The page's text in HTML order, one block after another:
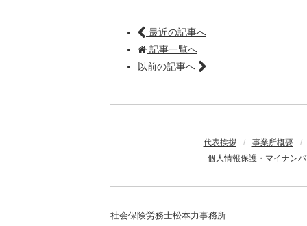
最近の記事へ
記事一覧へ
以前の記事へ
代表挨拶 / 事業所概要
/
個人情報保護・マイナン
社会保険労務士松本力事務所